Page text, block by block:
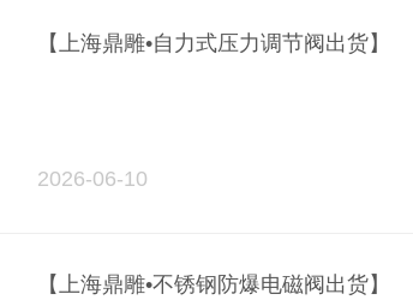
【上海鼎雕•自力式压力调节阀出货】
2026-06-10
【上海鼎雕•不锈钢防爆电磁阀出货】